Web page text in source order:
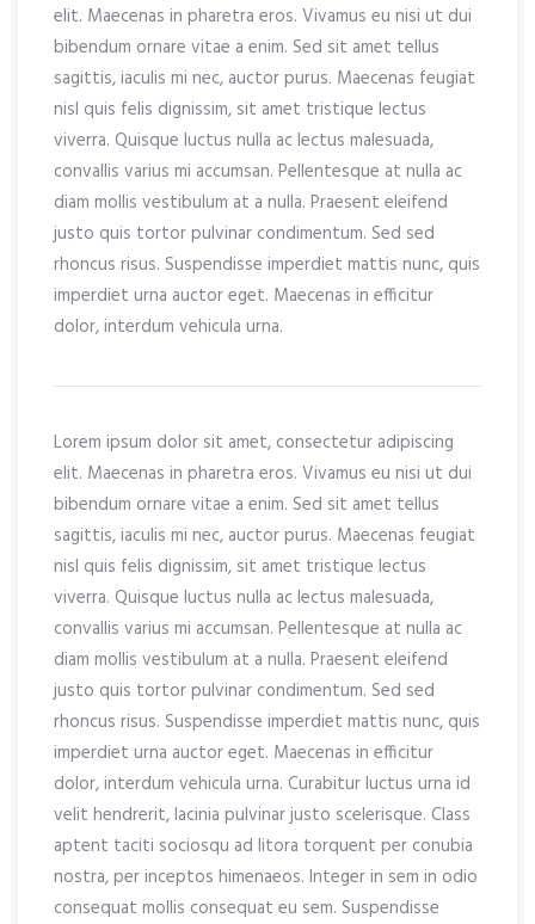
elit. Maecenas in pharetra eros. Vivamus eu nisi ut dui
bibendum ornare vitae a enim. Sed sit amet tellus
sagittis, iaculis mi nec, auctor purus. Maecenas feugiat
nisl quis felis dignissim, sit amet tristique lectus
viverra. Quisque luctus nulla ac lectus malesuada,
convallis varius mi accumsan. Pellentesque at nulla ac
diam mollis vestibulum at a nulla. Praesent eleifend
justo quis tortor pulvinar condimentum. Sed sed
rhoncus risus. Suspendisse imperdiet mattis nunc, quis
imperdiet urna auctor eget. Maecenas in efficitur
dolor, interdum vehicula urna.
Lorem ipsum dolor sit amet, consectetur adipiscing
elit. Maecenas in pharetra eros. Vivamus eu nisi ut dui
bibendum ornare vitae a enim. Sed sit amet tellus
sagittis, iaculis mi nec, auctor purus. Maecenas feugiat
nisl quis felis dignissim, sit amet tristique lectus
viverra. Quisque luctus nulla ac lectus malesuada,
convallis varius mi accumsan. Pellentesque at nulla ac
diam mollis vestibulum at a nulla. Praesent eleifend
justo quis tortor pulvinar condimentum. Sed sed
rhoncus risus. Suspendisse imperdiet mattis nunc, quis
imperdiet urna auctor eget. Maecenas in efficitur
dolor, interdum vehicula urna. Curabitur luctus urna id
velit hendrerit, lacinia pulvinar justo scelerisque. Class
aptent taciti sociosqu ad litora torquent per conubia
nostra, per inceptos himenaeos. Integer in sem in odio
consequat mollis consequat eu sem. Suspendisse